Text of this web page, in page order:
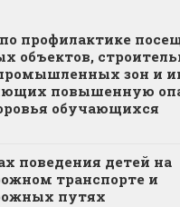
профилактике
объектов,
зон и
повышенную
обучающихся
поведения детей на
транспорте и
путях